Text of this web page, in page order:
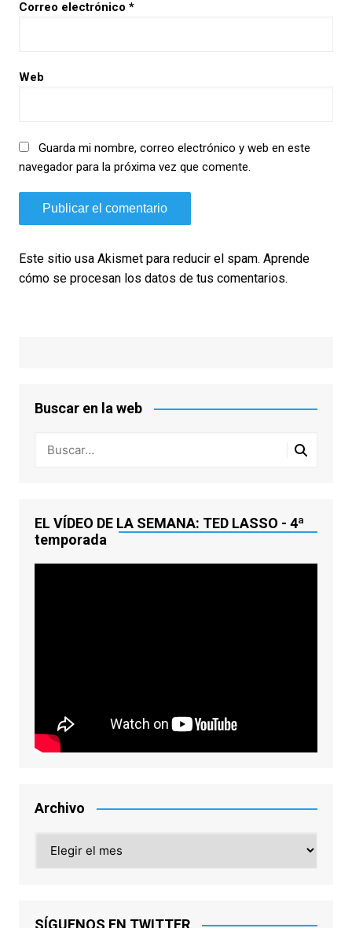
Correo electrónico *
Web
Guarda mi nombre, correo electrónico y web en este
navegador para la próxima vez que comente.
Este sitio usa Akismet para reducir el spam. Aprende
cómo se procesan los datos de tus comentarios.
Buscar en la web
EL VÍDEO DE LA SEMANA: TED LASSO - 4ª
temporada
Archivo
SÍGUENOS EN TWITTER